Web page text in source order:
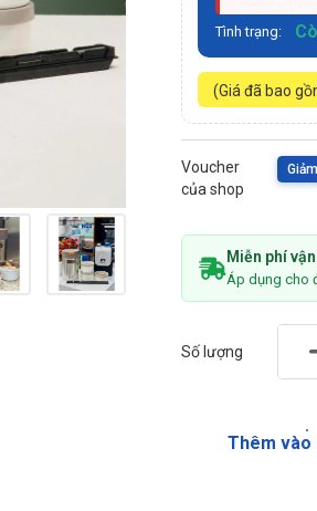
Tình trạng:
(Giá đã bao
Voucher
của shop
Miễn phí
Áp dụng cho
Số lượng
Thêm vào